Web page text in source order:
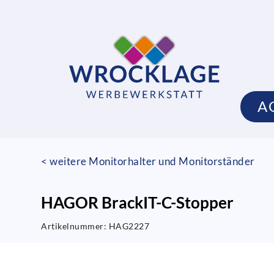
< weitere Monitorhalter und Monitorständer
HAGOR BrackIT-C-Stopper
Artikelnummer: HAG2227